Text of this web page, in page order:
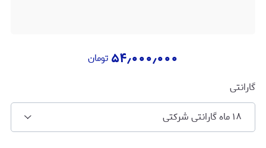
۵۴٫۰۰۰٫۰۰۰ تومان
گارانتی
۱۸ ماه گارانتی شرکتی